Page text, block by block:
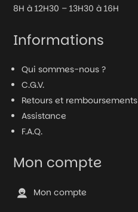
8H à 12H30 – 13H30 à 16H
Informations
Qui sommes-nous ?
C.G.V.
Retours et remboursements
Assistance
F.A.Q.
Mon compte
Mon compte